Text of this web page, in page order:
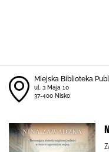
Miejska Biblioteka
ul. 3 Maja 10
37-400 Nisko